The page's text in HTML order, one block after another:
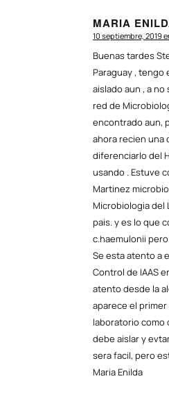
MARIA
Dice:
10 septiembre, 2019
Buenas tardes
Paraguay ,
aislado aun , a
red de
encontrado aun,
ahora recien una
diferenciarlo del
usando . Estuve
Martinez
Microbiologia del
pais. y es lo que
c.haemulonii
Se esta atento a
Control de IAAS
atento desde la
aparece el
laboratorio como
debe aislar y
sera facil, pero
Maria Enilda